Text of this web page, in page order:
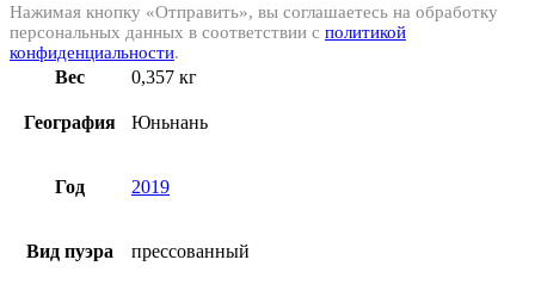
Нажимая кнопку «Отправить», вы соглашаетесь на обработку
персональных данных в соответствии с политикой
конфиденциальности.
Вес 0,357 кг
География Юньнань
Год 2019
Вид пуэра прессованный